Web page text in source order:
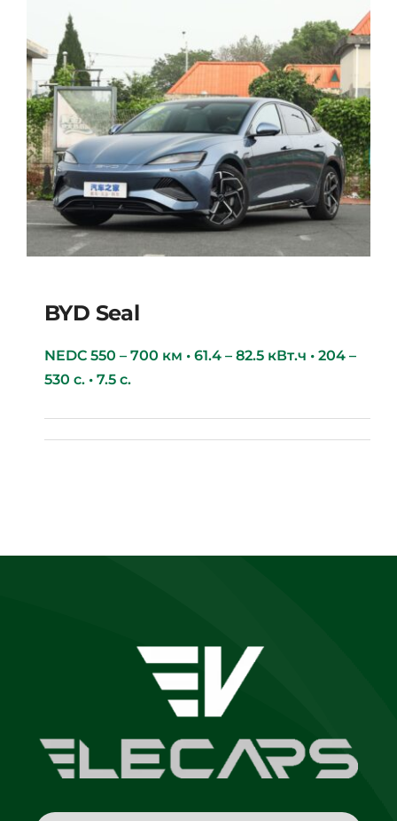
BYD Seal
NEDC 550 – 700 км • 61.4 – 82.5 кВт.ч • 204 –
530 с. • 7.5 с.